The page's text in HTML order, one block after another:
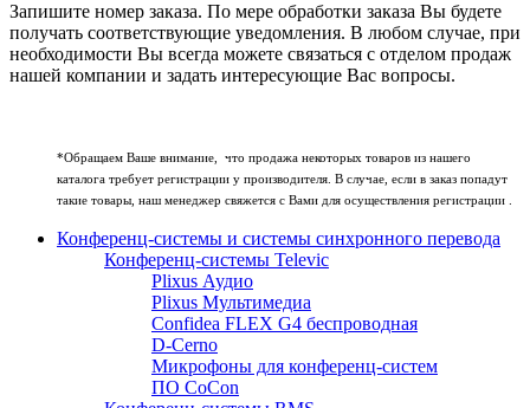
Запишите номер заказа. По мере обработки заказа Вы будете
получать соответствующие уведомления. В любом случае, при
необходимости Вы всегда можете связаться с отделом продаж
нашей компании и задать интересующие Вас вопросы.
*Обращаем Ваше внимание, что продажа некоторых товаров из нашего
каталога требует регистрации у производителя. В случае, если в заказ попадут
такие товары, наш менеджер свяжется с Вами для осуществления регистрации .
Конференц-системы и системы синхронного перевода
Конференц-системы Televic
Plixus Аудио
Plixus Мультимедиа
Confidea FLEX G4 беспроводная
D-Cerno
Микрофоны для конференц-систем
ПО CoCon